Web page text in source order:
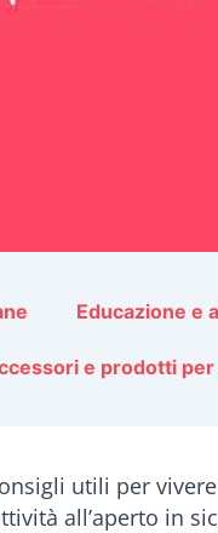
Educazione e
e prodotti per
utili per
all’aperto in